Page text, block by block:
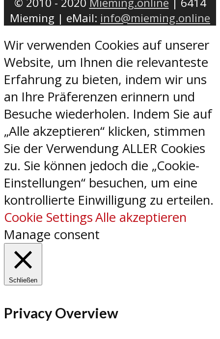
Mieming | eMail: info@mieming.online
Wir verwenden Cookies auf unserer
Website, um Ihnen die relevanteste
Erfahrung zu bieten, indem wir uns
an Ihre Präferenzen erinnern und
Besuche wiederholen. Indem Sie auf
„Alle akzeptieren“ klicken, stimmen
Sie der Verwendung ALLER Cookies
zu. Sie können jedoch die „Cookie-
Einstellungen“ besuchen, um eine
kontrollierte Einwilligung zu erteilen.
Cookie SettingsAlle akzeptieren
Manage consent
Schließen
Privacy Overview